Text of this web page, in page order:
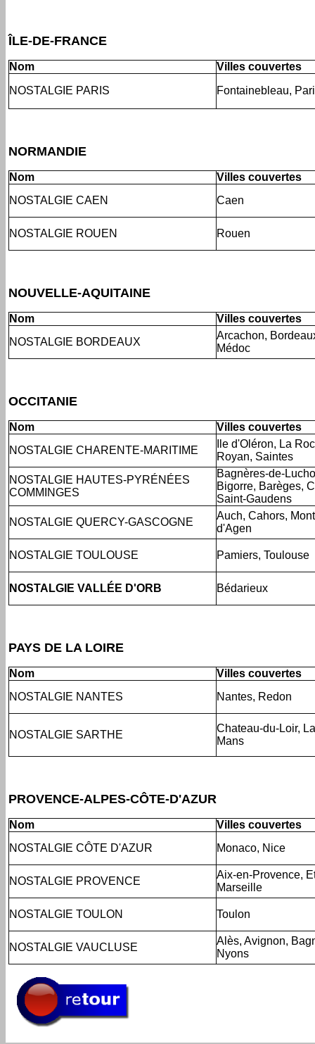
ÎLE-DE-FRANCE
Nom
Villes couvertes
NOSTALGIE PARIS
Fontainebleau,
NORMANDIE
Nom
Villes couvertes
NOSTALGIE CAEN
Caen
NOSTALGIE ROUEN Rouen
NOUVELLE-AQUITAINE
Nom
Villes couvertes
NOSTALGIE BORDEAUX
Arcachon,
Médoc
OCCITANIE
Nom
Villes couvertes
NOSTALGIE CHARENTE-MARITIME
Ile d'Oléron, La
Royan, Saintes
NOSTALGIE HAUTES-PYRÉNÉES
COMMINGES
Bagnères-de-
Bigorre, Barèges,
Saint-Gaudens
NOSTALGIE QUERCY-GASCOGNE
Auch, Cahors,
d'Agen
NOSTALGIE TOULOUSE Pamiers, Toulouse
NOSTALGIE VALLÉE D'ORB Bédarieux
PAYS DE LA LOIRE
Nom
Villes couvertes
NOSTALGIE NANTES
Nantes, Redon
NOSTALGIE SARTHE
Chateau-du-Loir,
Mans
PROVENCE-ALPES-CÔTE-D'AZUR
Nom
Villes couvertes
NOSTALGIE CÔTE D'AZUR
Monaco, Nice
NOSTALGIE PROVENCE
Aix-en-Provence,
Marseille
NOSTALGIE TOULON Toulon
NOSTALGIE VAUCLUSE
Alès, Avignon,
Nyons